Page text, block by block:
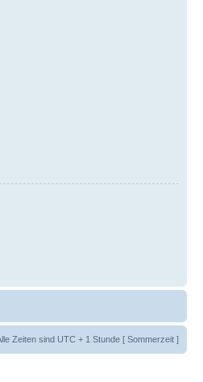
Zeiten sind UTC + 1 Stunde [ Sommerzeit ]